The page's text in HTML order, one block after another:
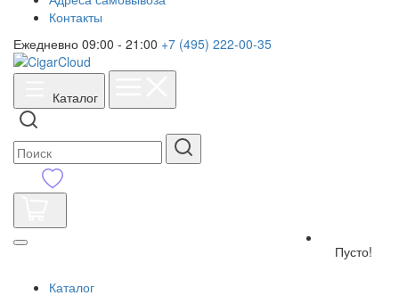
Контакты
Ежедневно 09:00 - 21:00 +7 (495) 222-00-35
Каталог
Пусто!
Каталог